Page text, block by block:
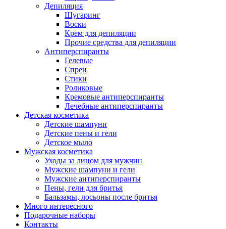
Депиляция
Шугаринг
Воски
Крем для депиляции
Прочие средства для депиляции
Антиперспиранты
Гелевые
Спреи
Стики
Роликовые
Кремовые антиперспиранты
Лечебные антиперспиранты
Детская косметика
Детские шампуни
Детские пены и гели
Детское мыло
Мужская косметика
Уходы за лицом для мужчин
Мужские шампуни и гели
Мужские антиперспиранты
Пены, гели для бритья
Бальзамы, лосьоны после бритья
Много интересного
Подарочные наборы
Контакты